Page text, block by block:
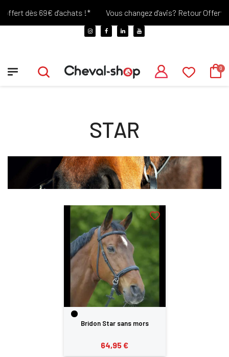
dès 69€ d'achats !* Vous changez d'avis? Retour Offert
STAR
Bridon Star sans mors
64,95 €